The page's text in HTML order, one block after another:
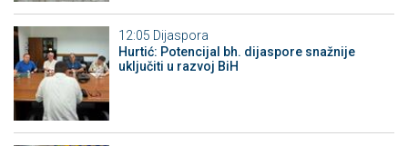
12:05 Dijaspora
Hurtić: Potencijal bh. dijaspore snažnije
uključiti u razvoj BiH